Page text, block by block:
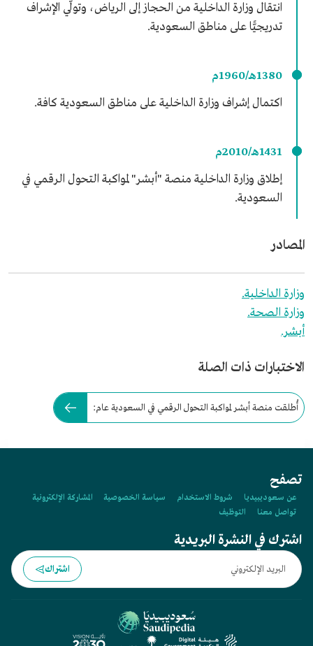
انتقال وزارة الداخلية من الحجاز إلى الرياض، وتولّي الإشراف
تدريجيًّا على مناطق السعودية.
1380هـ/1960م
اكتمال إشراف وزارة الداخلية على مناطق السعودية كافة.
1431هـ/2010م
إطلاق وزارة الداخلية منصة "أبشر" لمواكبة التحول الرقمي في
السعودية.
المصادر
وزارة الداخلية.
وزارة الصحة.
أبشر.
الاختبارات ذات الصلة
أُطلقت منصة أبشر لمواكبة التحول الرقمي في السعودية عام:
تصفح
عن سعوديبيديا شروط الاستخدام سياسة الخصوصية
المشاركة الإلكترونية
تواصل معنا
التوظيف
اشترك في النشرة البريدية
اشتراك